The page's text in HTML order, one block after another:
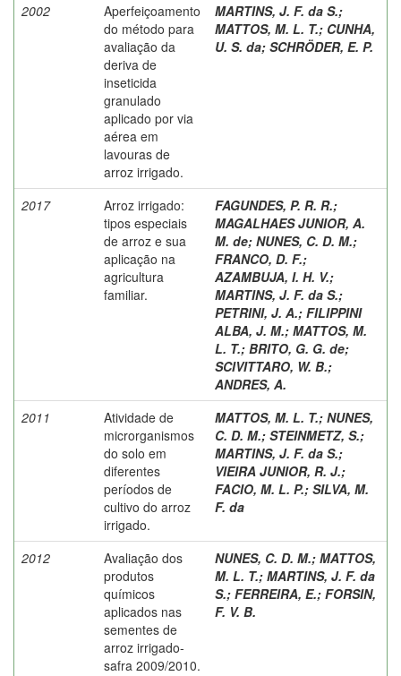
2002
Aperfeiçoamento
do método para
avaliação da
deriva de
inseticida
granulado
aplicado por via
aérea em
lavouras de
arroz irrigado.
MARTINS, J. F. da S.;
MATTOS, M. L. T.; CUNHA,
U. S. da; SCHRÖDER, E. P.
2017
Arroz irrigado:
tipos especiais
de arroz e sua
aplicação na
agricultura
familiar.
FAGUNDES, P. R. R.;
MAGALHAES JUNIOR, A.
M. de; NUNES, C. D. M.;
FRANCO, D. F.;
AZAMBUJA, I. H. V.;
MARTINS, J. F. da S.;
PETRINI, J. A.; FILIPPINI
ALBA, J. M.; MATTOS, M.
L. T.; BRITO, G. G. de;
SCIVITTARO, W. B.;
ANDRES, A.
2011
Atividade de
microrganismos
do solo em
diferentes
períodos de
cultivo do arroz
irrigado.
MATTOS, M. L. T.; NUNES,
C. D. M.; STEINMETZ, S.;
MARTINS, J. F. da S.;
VIEIRA JUNIOR, R. J.;
FACIO, M. L. P.; SILVA, M.
F. da
2012
Avaliação dos
produtos
químicos
aplicados nas
sementes de
arroz irrigado-
safra 2009/2010.
NUNES, C. D. M.; MATTOS,
M. L. T.; MARTINS, J. F. da
S.; FERREIRA, E.; FORSIN,
F. V. B.